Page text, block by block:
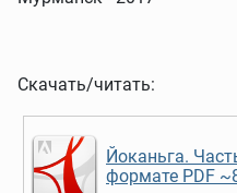
Скачать/читать:
Йоканьга.
формате PDF